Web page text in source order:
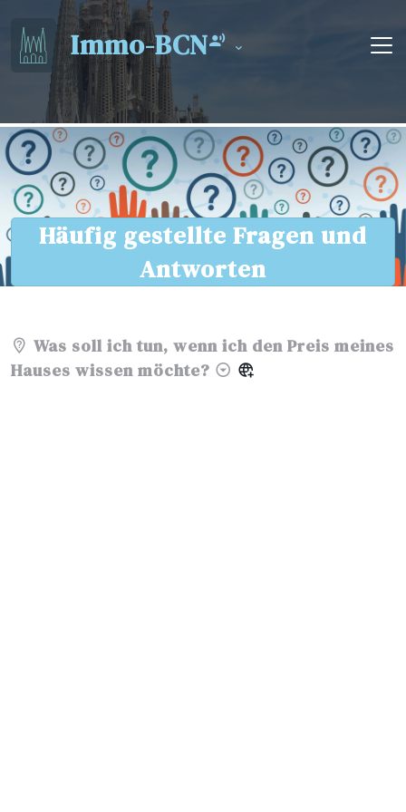
Immo-BCN
Häufig gestellte Fragen und
Antworten
Was soll ich tun, wenn ich den Preis meines
Hauses wissen möchte?